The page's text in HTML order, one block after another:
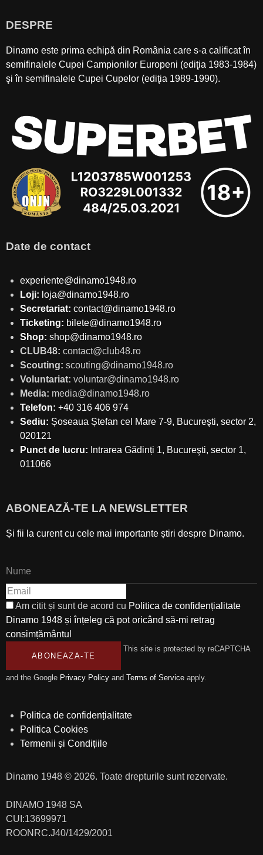
DESPRE
Dinamo este prima echipă din România care s-a calificat în
semifinalele Cupei Campionilor Europeni (ediţia 1983-1984)
şi în semifinalele Cupei Cupelor (ediţia 1989-1990).
Date de contact
experiente@dinamo1948.ro
Loji: loja@dinamo1948.ro
Secretariat: contact@dinamo1948.ro
Ticketing: bilete@dinamo1948.ro
Shop: shop@dinamo1948.ro
CLUB48: contact@club48.ro
Scouting: scouting@dinamo1948.ro
Voluntariat: voluntar@dinamo1948.ro
Media: media@dinamo1948.ro
Telefon: +40 316 406 974
Sediu: Șoseaua Ștefan cel Mare 7-9, Bucureşti, sector 2,
020121
Punct de lucru: Intrarea Gădinți 1, Bucureşti, sector 1,
011066
ABONEAZĂ-TE LA NEWSLETTER
Și fii la curent cu cele mai importante știri despre Dinamo.
Am citit și sunt de acord cu Politica de confidențialitate
Dinamo 1948 și înțeleg că pot oricând să-mi retrag
consimțământul
ABONEAZA-TE
This site is protected by reCAPTCHA
and the Google Privacy Policy and Terms of Service apply.
Politica de confidențialitate
Politica Cookies
Termenii și Condițiile
Dinamo 1948 © 2026. Toate drepturile sunt rezervate.
DINAMO 1948 SA
CUI:13699971
ROONRC.J40/1429/2001